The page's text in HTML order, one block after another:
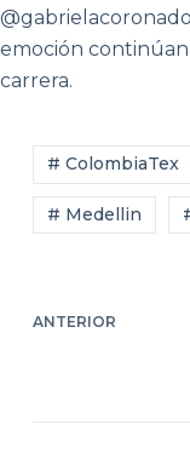
emoción
carrera.
# ColombiaTex
# Medellin
ANTERIOR